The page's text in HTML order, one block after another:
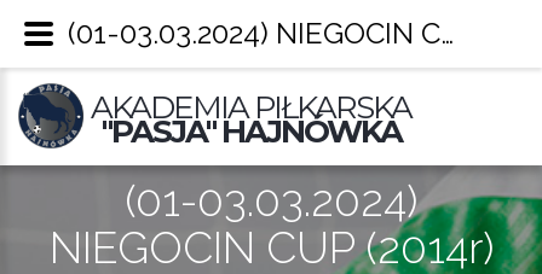
AKADEMIA PIŁKARSKA
"PASJA" HAJNÓWKA
(01-03.03.2024)
NIEGOCIN CUP (2014r)
(01-03.03.2024) NIEGOCIN CUP (2014r) – Pasja Hajnówka